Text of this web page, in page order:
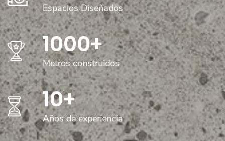
Espacios Diseñados
1000+
Metros construidos
10+
Años de experiencia